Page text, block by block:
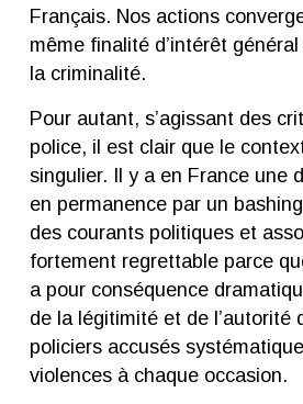
Français. Nos actions
même finalité d’intérêt
la criminalité.
Pour autant, s’agissant des
police, il est clair que le
singulier. Il y a en France une
en permanence par un
des courants politiques et
fortement regrettable parce
a pour conséquence
de la légitimité et de l’autorité
policiers accusés
violences à chaque occasion.